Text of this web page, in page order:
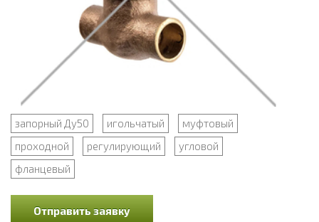
запорный Ду50 игольчатый
муфтовый
проходной
регулирующий
угловой
фланцевый
Отправить заявку